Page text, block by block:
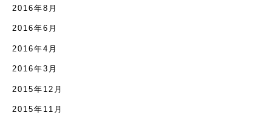
2016年8月
2016年6月
2016年4月
2016年3月
2015年12月
2015年11月